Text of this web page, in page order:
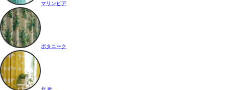
マリンピア
ボタニーク